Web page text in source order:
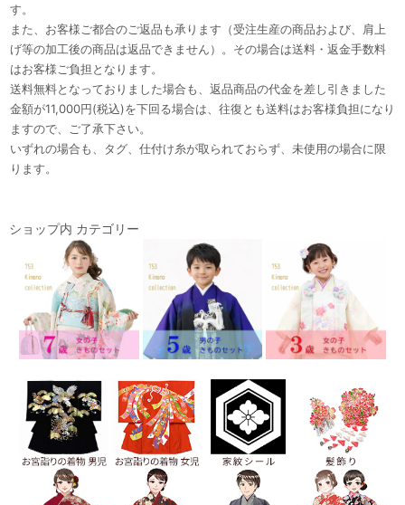
す。
また、お客様ご都合のご返品も承ります（受注生産の商品および、肩上
げ等の加工後の商品は返品できません）。その場合は送料・返金手数料
はお客様ご負担となります。
送料無料となっておりました場合も、返品商品の代金を差し引きました
金額が11,000円(税込)を下回る場合は、往復とも送料はお客様負担になり
ますので、ご了承下さい。
いずれの場合も、タグ、仕付け糸が取られておらず、未使用の場合に限
ります。
ショップ内 カテゴリー